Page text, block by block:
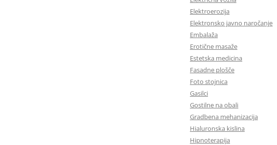
Elektroerozija
Elektronsko javno naročanje
Embalaža
Erotične masaže
Estetska medicina
Fasadne plošče
Foto stojnica
Gasilci
Gostilne na obali
Gradbena mehanizacija
Hialuronska kislina
Hipnoterapija